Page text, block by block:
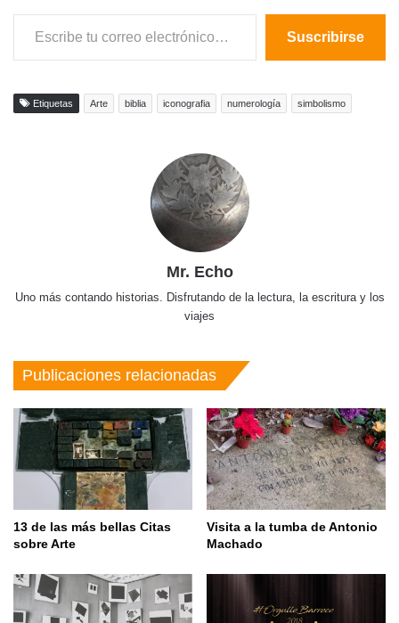
Escribe tu correo electrónico…
Suscribirse
Etiquetas Arte biblia iconografia numerología simbolismo
Mr. Echo
Uno más contando historias. Disfrutando de la lectura, la escritura y los
viajes
Publicaciones relacionadas
13 de las más bellas Citas
sobre Arte
Visita a la tumba de Antonio
Machado